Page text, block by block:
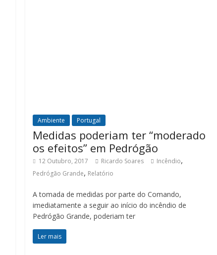
Ambiente Portugal
Medidas poderiam ter “moderado
os efeitos” em Pedrógão
12 Outubro, 2017 Ricardo Soares Incêndio,
Pedrógão Grande, Relatório
A tomada de medidas por parte do Comando,
imediatamente a seguir ao início do incêndio de
Pedrógão Grande, poderiam ter
Ler mais